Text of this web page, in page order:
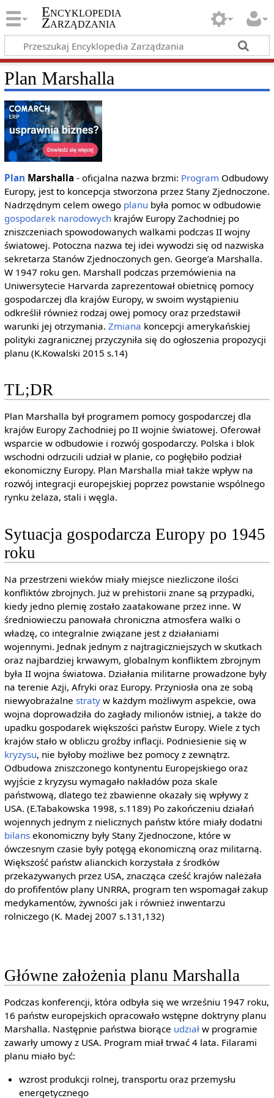
Encyklopedia
Zarządzania
Plan Marshalla
Plan Marshalla - oficjalna nazwa brzmi: Program Odbudowy
Europy, jest to koncepcja stworzona przez Stany Zjednoczone.
Nadrzędnym celem owego planu była pomoc w odbudowie
gospodarek narodowychkrajów Europy Zachodniej po
zniszczeniach spowodowanych walkami podczas II wojny
światowej. Potoczna nazwa tej idei wywodzi się od nazwiska
sekretarza Stanów Zjednoczonych gen. George’a Marshalla.
W 1947 roku gen. Marshall podczas przemówienia na
Uniwersytecie Harvarda zaprezentował obietnicę pomocy
gospodarczej dla krajów Europy, w swoim wystąpieniu
odkreślił również rodzaj owej pomocy oraz przedstawił
warunki jej otrzymania. Zmiana koncepcji amerykańskiej
polityki zagranicznej przyczyniła się do ogłoszenia propozycji
planu (K.Kowalski 2015 s.14)
TL;DR
Plan Marshalla był programem pomocy gospodarczej dla
krajów Europy Zachodniej po II wojnie światowej. Oferował
wsparcie w odbudowie i rozwój gospodarczy. Polska i blok
wschodni odrzucili udział w planie, co pogłębiło podział
ekonomiczny Europy. Plan Marshalla miał także wpływ na
rozwój integracji europejskiej poprzez powstanie wspólnego
rynku żelaza, stali i węgla.
Sytuacja gospodarcza Europy po 1945
roku
Na przestrzeni wieków miały miejsce niezliczone ilości
konfliktów zbrojnych. Już w prehistorii znane są przypadki,
kiedy jedno plemię zostało zaatakowane przez inne. W
średniowieczu panowała chroniczna atmosfera walki o
władzę, co integralnie związane jest z działaniami
wojennymi. Jednak jednym z najtragiczniejszych w skutkach
oraz najbardziej krwawym, globalnym konfliktem zbrojnym
była II wojna światowa. Działania militarne prowadzone były
na terenie Azji, Afryki oraz Europy. Przyniosła ona ze sobą
niewyobrażalne stratyw każdym możliwym aspekcie, owa
wojna doprowadziła do zagłady milionów istniej, a także do
upadku gospodarek większości państw Europy. Wiele z tych
krajów stało w obliczu groźby inflacji. Podniesienie się w
kryzysu, nie byłoby możliwe bez pomocy z zewnątrz.
Odbudowa zniszczonego kontynentu Europejskiego oraz
wyjście z kryzysu wymagało nakładów poza skale
państwową, dlatego też zbawienne okazały się wpływy z
USA. (E.Tabakowska 1998, s.1189) Po zakończeniu działań
wojennych jednym z nielicznych państw które miały dodatni
bilansekonomiczny były Stany Zjednoczone, które w
ówczesnym czasie były potęgą ekonomiczną oraz militarną.
Większość państw alianckich korzystała z środków
przekazywanych przez USA, znacząca cześć krajów należała
do profifentów plany UNRRA, program ten wspomagał zakup
medykamentów, żywności jak i również inwentarzu
rolniczego (K. Madej 2007 s.131,132)
Główne założenia planu Marshalla
Podczas konferencji, która odbyła się we wrześniu 1947 roku,
16 państw europejskich opracowało wstępne doktryny planu
Marshalla. Następnie państwa biorące udziałw programie
zawarły umowy z USA. Program miał trwać 4 lata. Filarami
planu miało być:
wzrost produkcji rolnej, transportu oraz przemysłu
energetycznego